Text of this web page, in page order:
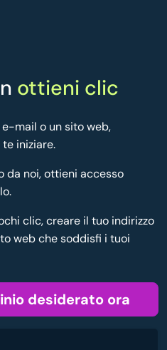
ottieni clic
mail o un sito web,
iniziare.
da noi, ottieni accesso
clic, creare il tuo indirizzo
web che soddisfi i tuoi
desiderato ora